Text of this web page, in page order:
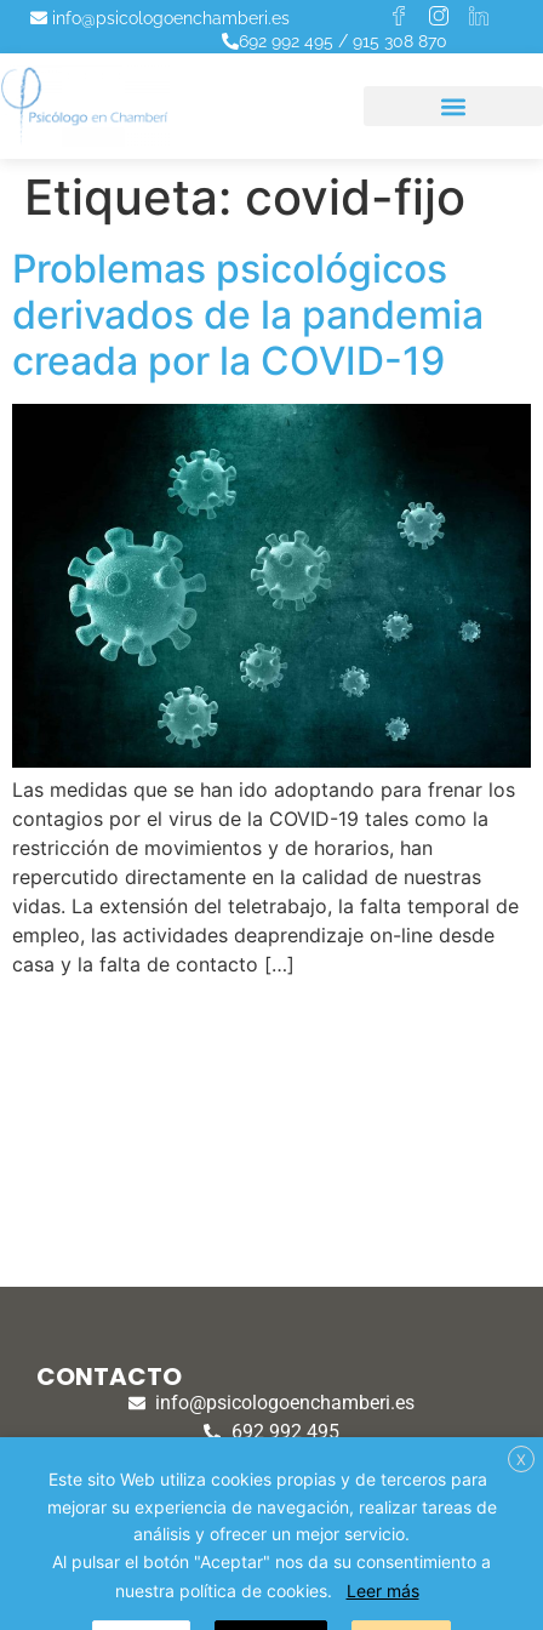
info@psicologoenchamberi.es
692 992 495 / 915 308 870
Etiqueta: covid-fijo
Problemas psicológicos
derivados de la pandemia
creada por la COVID-19
Las medidas que se han ido adoptando para frenar los
contagios por el virus de la COVID-19 tales como la
restricción de movimientos y de horarios, han
repercutido directamente en la calidad de nuestras
vidas. La extensión del teletrabajo, la falta temporal de
empleo, las actividades deaprendizaje on-line desde
casa y la falta de contacto […]
CONTACTO
info@psicologoenchamberi.es
692 992 495
Lunes a viernes 10h - 21h
1ª SESIÓN
40€
X
Este sito Web utiliza cookies propias y de terceros para
mejorar su experiencia de navegación, realizar tareas de
análisis y ofrecer un mejor servicio.
Al pulsar el botón "Aceptar" nos da su consentimiento a
nuestra política de cookies.
Leer más